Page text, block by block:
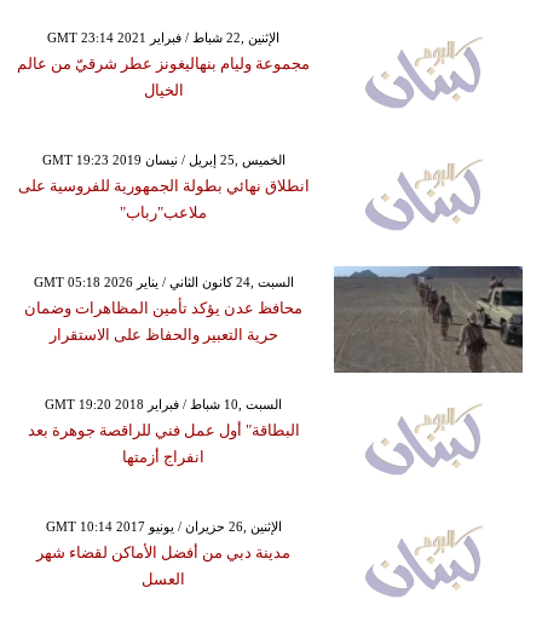
GMT 23:14 2021 الإثنين ,22 شباط / فبراير
مجموعة وليام بنهاليغونز عطر شرقيّ من عالم
الخيال
GMT 19:23 2019 الخميس ,25 إبريل / نيسان
انطلاق نهائي بطولة الجمهورية للفروسية على
ملاعب"رباب"
GMT 05:18 2026 السبت ,24 كانون الثاني / يناير
محافظ عدن يؤكد تأمين المظاهرات وضمان
حرية التعبير والحفاظ على الاستقرار
GMT 19:20 2018 السبت ,10 شباط / فبراير
البطاقة" أول عمل فني للراقصة جوهرة بعد
انفراج أزمتها
GMT 10:14 2017 الإثنين ,26 حزيران / يونيو
مدينة دبي من أفضل الأماكن لقضاء شهر
العسل